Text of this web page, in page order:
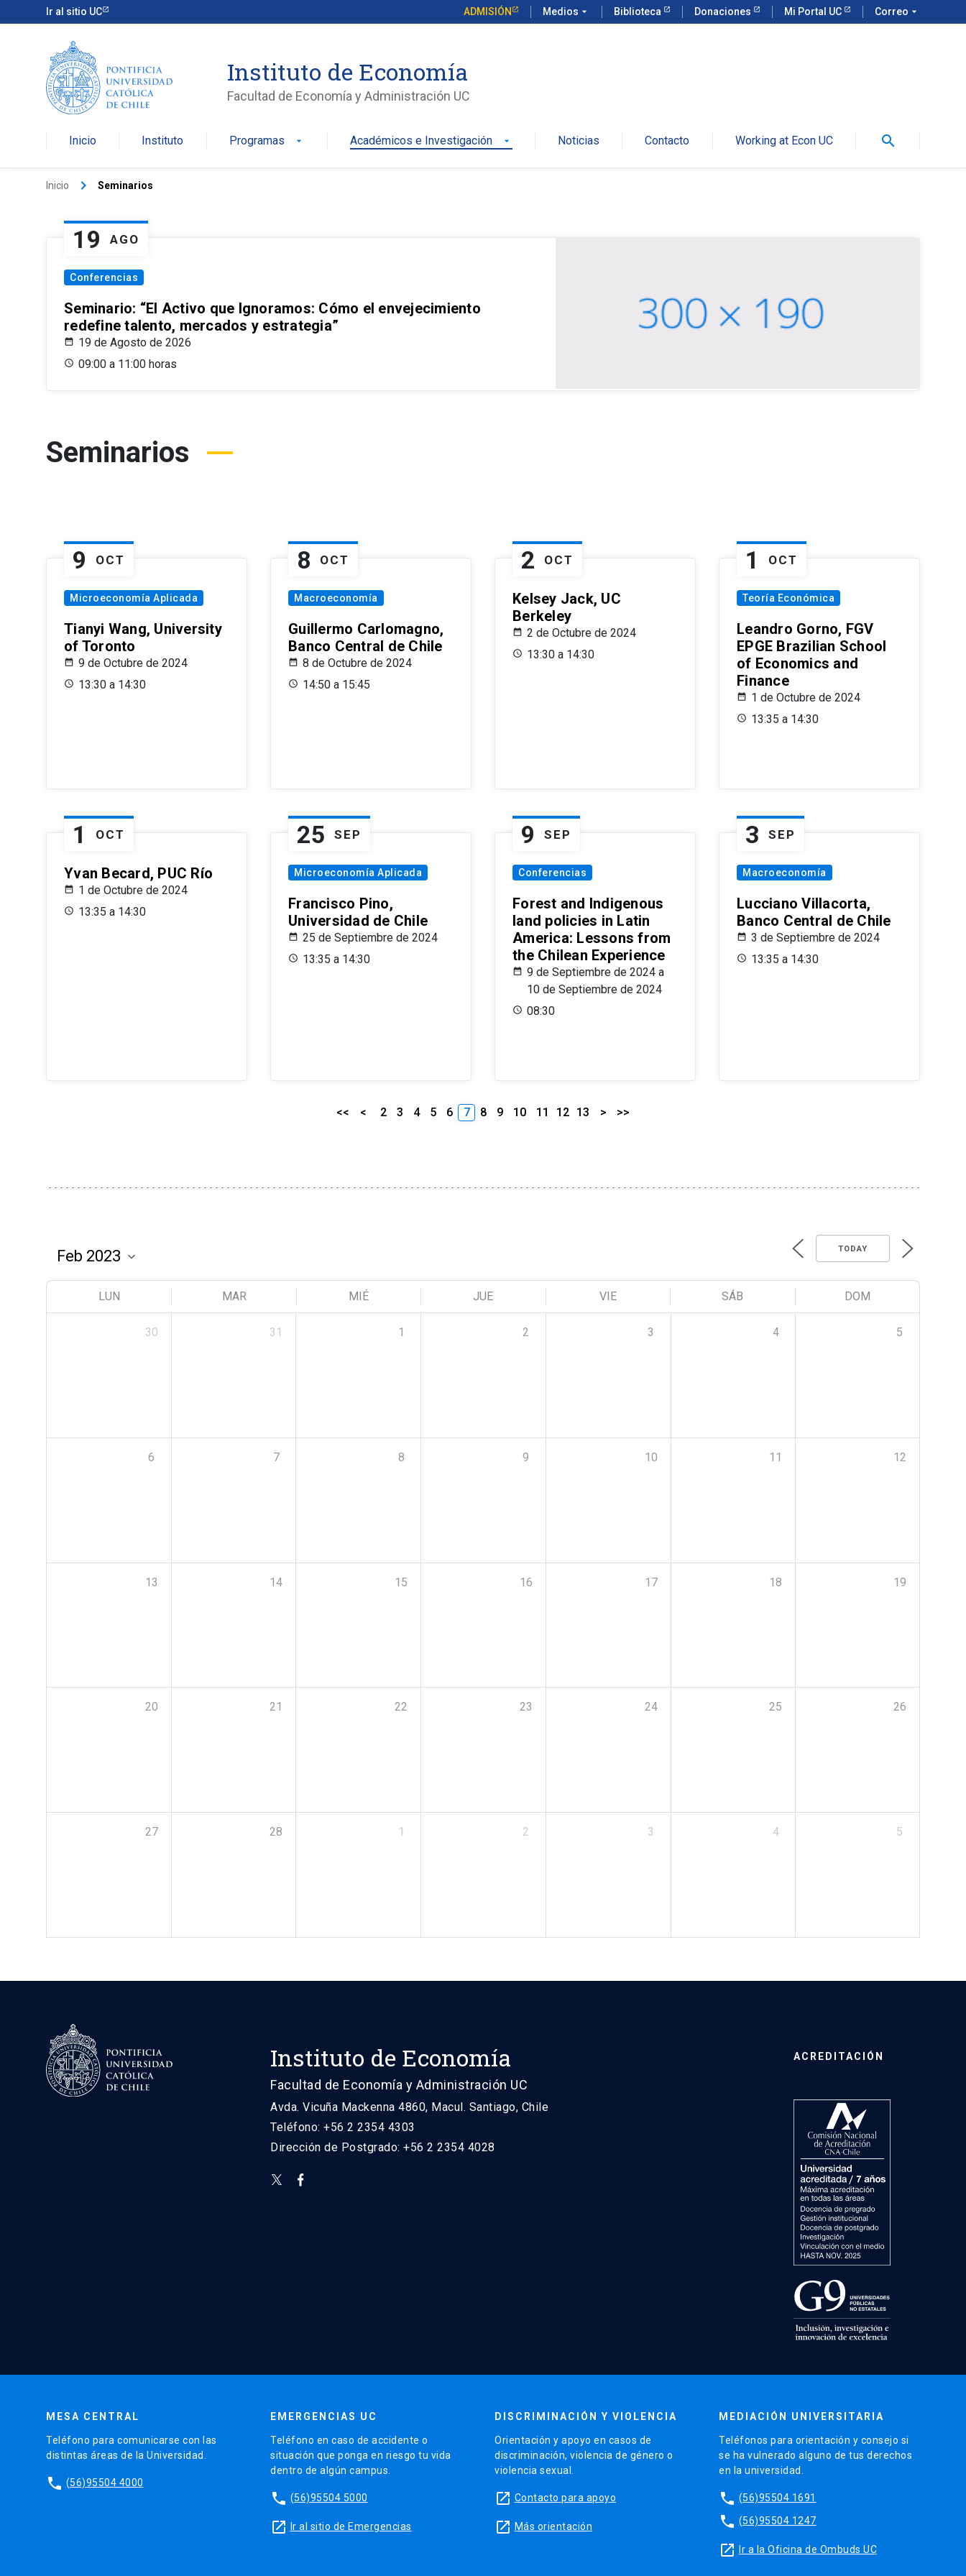
Ir al sitio UC ADMISIÓN Medios arrow_drop_down Biblioteca Donaciones Mi Portal UC Correo arrow_drop_down
Instituto de Economía
Facultad de Economía y Administración UC
Inicio Instituto Programas arrow_drop_down Académicos e Investigación arrow_drop_down Noticias Contacto Working at Econ UC search
Inicio keyboard_arrow_right Seminarios
19 AGO
Conferencias
Seminario: “El Activo que Ignoramos: Cómo el envejecimiento
redefine talento, mercados y estrategia”
19 de Agosto de 2026
09:00 a 11:00 horas
Seminarios
9 OCT
Microeconomía Aplicada
Tianyi Wang, University
of Toronto
9 de Octubre de 2024
13:30 a 14:30
8 OCT
Macroeconomía
Guillermo Carlomagno,
Banco Central de Chile
8 de Octubre de 2024
14:50 a 15:45
2 OCT
Kelsey Jack, UC
Berkeley
2 de Octubre de 2024
13:30 a 14:30
1 OCT
Teoría Económica
Leandro Gorno, FGV
EPGE Brazilian School
of Economics and
Finance
1 de Octubre de 2024
13:35 a 14:30
1 OCT
Yvan Becard, PUC Río
1 de Octubre de 2024
13:35 a 14:30
25 SEP
Microeconomía Aplicada
Francisco Pino,
Universidad de Chile
25 de Septiembre de 2024
13:35 a 14:30
9 SEP
Conferencias
Forest and Indigenous
land policies in Latin
America: Lessons from
the Chilean Experience
9 de Septiembre de 2024 a
10 de Septiembre de 2024
08:30
3 SEP
Macroeconomía
Lucciano Villacorta,
Banco Central de Chile
3 de Septiembre de 2024
13:35 a 14:30
<< < 2 3 4 5 6 7 8 9 10 11 12 13 > >>
TODAY
LUN MAR MIÉ JUE VIE SÁB DOM
30 31 1 2 3 4 5
6 7 8 9 10 11 12
13 14 15 16 17 18 19
20 21 22 23 24 25 26
27 28 1 2 3 4 5
Instituto de Economía
Facultad de Economía y Administración UC
Avda. Vicuña Mackenna 4860, Macul. Santiago, Chile
Teléfono: +56 2 2354 4303
Dirección de Postgrado: +56 2 2354 4028
ACREDITACIÓN
MESA CENTRAL
Teléfono para comunicarse con las
distintas áreas de la Universidad.
phone (56)95504 4000
EMERGENCIAS UC
Teléfono en caso de accidente o
situación que ponga en riesgo tu vida
dentro de algún campus.
phone (56)95504 5000
launch Ir al sitio de Emergencias
DISCRIMINACIÓN Y VIOLENCIA
Orientación y apoyo en casos de
discriminación, violencia de género o
violencia sexual.
launch Contacto para apoyo
launch Más orientación
MEDIACIÓN UNIVERSITARIA
Teléfonos para orientación y consejo si
se ha vulnerado alguno de tus derechos
en la universidad.
phone (56)95504 1691
phone (56)95504 1247
launch Ir a la Oficina de Ombuds UC